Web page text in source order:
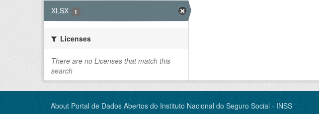
XLSX 1
Licenses
There are no Licenses that match this
search
About Portal de Dados Abertos do Instituto Nacional do Seguro Social - INSS